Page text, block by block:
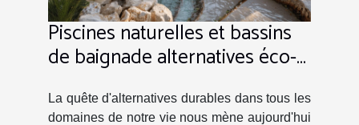
Piscines naturelles et bassins
de baignade alternatives éco-
traditionnelles
La quête d'alternatives durables dans tous les
domaines de notre vie nous mène aujourd'hui